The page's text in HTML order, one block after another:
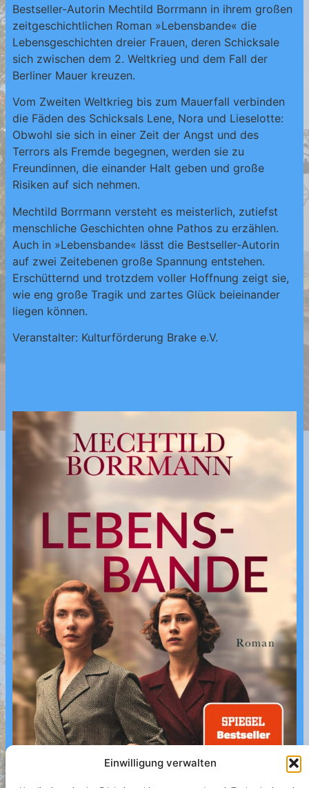
Einwilligung verwalten
Bestseller-Autorin Mechtild Borrmann in ihrem großen
zeitgeschichtlichen Roman »Lebensbande« die
Lebensgeschichten dreier Frauen, deren Schicksale
sich zwischen dem 2. Weltkrieg und dem Fall der
Berliner Mauer kreuzen.
Vom Zweiten Weltkrieg bis zum Mauerfall verbinden
die Fäden des Schicksals Lene, Nora und Lieselotte:
Obwohl sie sich in einer Zeit der Angst und des
Terrors als Fremde begegnen, werden sie zu
Freundinnen, die einander Halt geben und große
Risiken auf sich nehmen.
Mechtild Borrmann versteht es meisterlich, zutiefst
menschliche Geschichten ohne Pathos zu erzählen.
Auch in »Lebensbande« lässt die Bestseller-Autorin
auf zwei Zeitebenen große Spannung entstehen.
Erschütternd und trotzdem voller Hoffnung zeigt sie,
wie eng große Tragik und zartes Glück beieinander
liegen können.
Veranstalter: Kulturförderung Brake e.V.